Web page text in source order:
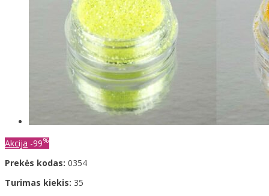
Akcija -99%
Prekės kodas: 0354
Turimas kiekis: 35